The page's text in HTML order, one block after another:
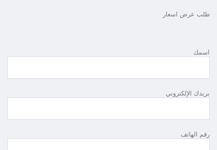
طلب عرض اسعار
اسمك
بريدك الإلكتروني
رقم الهاتف